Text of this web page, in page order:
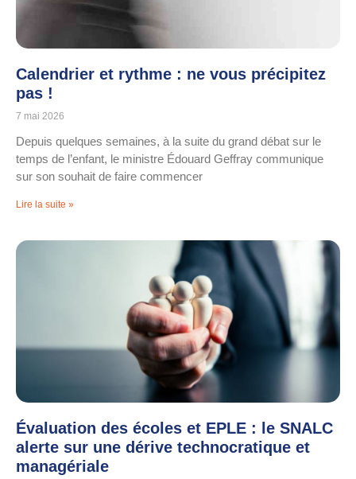
Calendrier et rythme : ne vous précipitez
pas !
7 mai 2026
Depuis quelques semaines, à la suite du grand débat sur le
temps de l’enfant, le ministre Édouard Geffray communique
sur son souhait de faire commencer
Lire la suite »
Évaluation des écoles et EPLE : le SNALC
alerte sur une dérive technocratique et
managériale